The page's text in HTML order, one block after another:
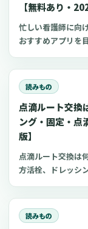
【無料あり・
忙しい看護師に向
おすすめアプリを
心電図学習、シフ
リをまとめました。
読みもの
点滴ルート交換
ング・固定・点
版】
点滴ルート交換は
方活栓、ドレッシ
読みもの